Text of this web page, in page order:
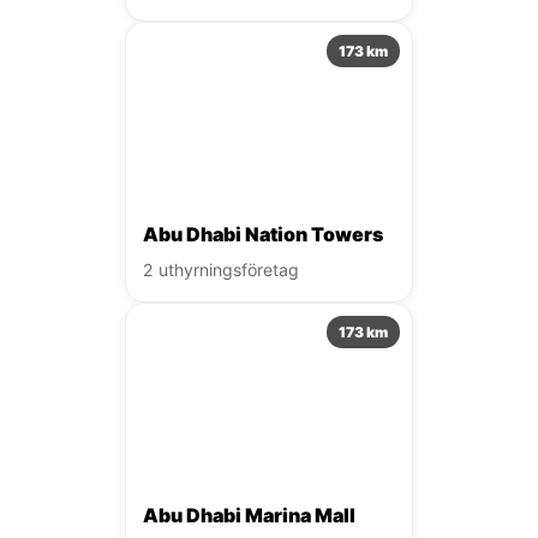
173 km
Abu Dhabi Nation Towers
2 uthyrningsföretag
173 km
Abu Dhabi Marina Mall